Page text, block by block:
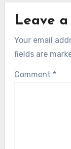
Leave a
Your email
fields are
Comment *